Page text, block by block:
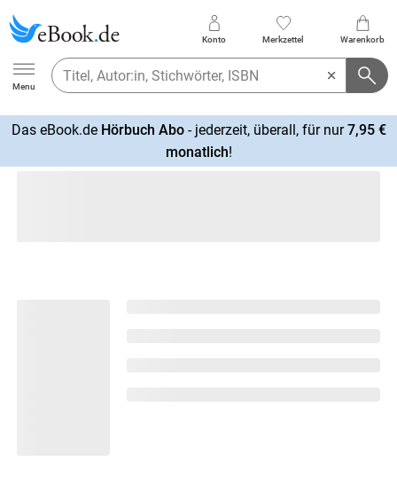
Ebook.de
Menu
Konto Merkzettel Warenkorb
Das eBook.de Hörbuch Abo- jederzeit, überall, für nur7,95 €
monatlich!